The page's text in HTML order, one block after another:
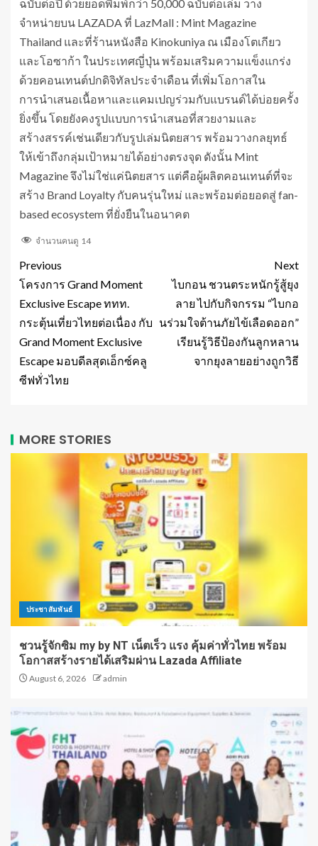
ฉบับต่อปี ด้วยยอดพิมพ์กว่า 50,000 ฉบับต่อเล่ม วาง
จำหน่ายบน LAZADA ที่ LazMall : Mint Magazine
Thailand และที่ร้านหนังสือ Kinokuniya ณ เมืองโตเกียว
และโอซาก้า ในประเทศญี่ปุ่น พร้อมเสริมความแข็งแกร่ง
ด้วยคอนเทนต์ปกดิจิทัลประจำเดือน ที่เพิ่มโอกาสใน
การนำเสนอเนื้อหาและแคมเปญร่วมกับแบรนด์ได้บ่อยครั้ง
ยิ่งขึ้น โดยยังคงรูปแบบการนำเสนอที่สวยงามและ
สร้างสรรค์เช่นเดียวกับรูปเล่มนิตยสาร พร้อมวางกลยุทธ์
ให้เข้าถึงกลุ่มเป้าหมายได้อย่างตรงจุด ดังนั้น Mint
Magazine จึงไม่ใช่แค่นิตยสาร แต่คือผู้ผลิตคอนเทนต์ที่จะ
สร้าง Brand Loyalty กับคนรุ่นใหม่ และพร้อมต่อยอดสู่ fan-
based ecosystem ที่ยั่งยืนในอนาคต
จำนวนคนดู 14
Previous
โครงการ Grand Moment
Exclusive Escape ททท.
กระตุ้นเที่ยวไทยต่อเนื่อง กับ
Grand Moment Exclusive
Escape มอบดีลสุดเอ็กซ์คลู
ซีฟทั่วไทย
Next
ไบกอน ชวนตระหนักรู้สู้ยุง
ลาย ไปกับกิจกรรม “ไบกอ
นร่วมใจต้านภัยไข้เลือดออก”
เรียนรู้วิธีป้องกันลูกหลาน
จากยุงลายอย่างถูกวิธี
MORE STORIES
ประชาสัมพันธ์
ชวนรู้จักซิม my by NT เน็ตเร็ว แรง คุ้มค่าทั่วไทย พร้อม
โอกาสสร้างรายได้เสริมผ่าน Lazada Affiliate
August 6, 2026 admin